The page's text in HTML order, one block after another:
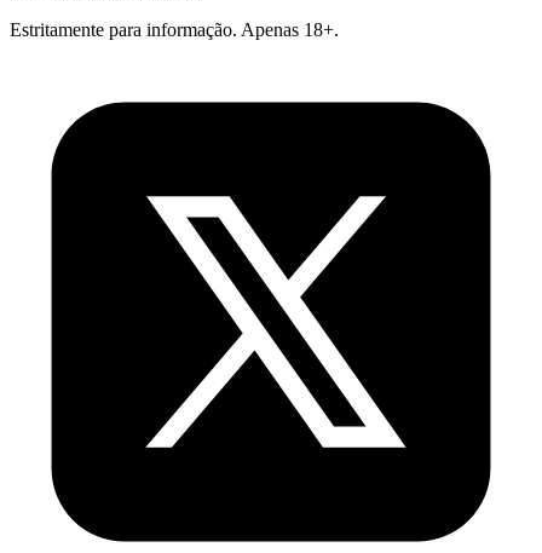
Estritamente para informação. Apenas 18+.